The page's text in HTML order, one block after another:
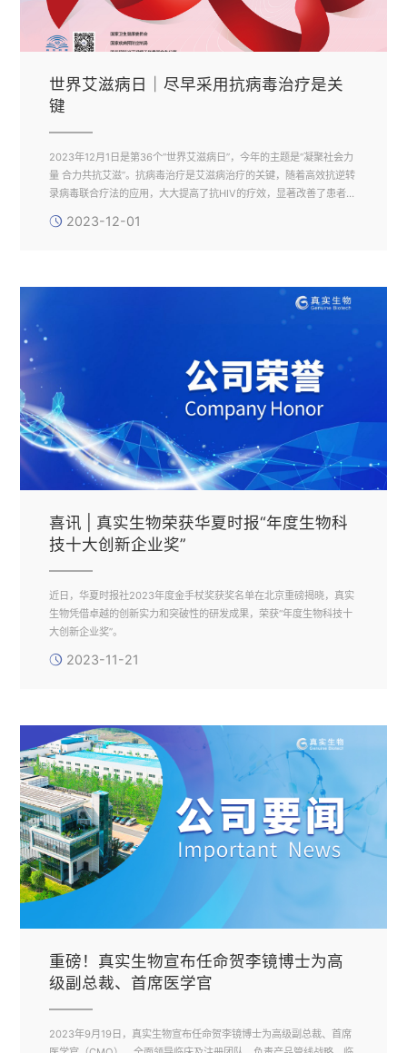
世界艾滋病日｜尽早采用抗病毒治疗是关
键
2023年12月1日是第36个“世界艾滋病日”，今年的主题是“凝聚社会力
量 合力共抗艾滋”。抗病毒治疗是艾滋病治疗的关键，随着高效抗逆转
录病毒联合疗法的应用，大大提高了抗HIV的疗效，显著改善了患者的
2023-12-01
喜讯 | 真实生物荣获华夏时报“年度生物科
技十大创新企业奖”
近日，华夏时报社2023年度金手杖奖获奖名单在北京重磅揭晓，真实
生物凭借卓越的创新实力和突破性的研发成果，荣获“年度生物科技十
大创新企业奖”。
2023-11-21
重磅！真实生物宣布任命贺李镜博士为高
级副总裁、首席医学官
2023年9月19日，真实生物宣布任命贺李镜博士为高级副总裁、首席